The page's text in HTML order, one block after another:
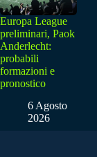
Europa League
preliminari, Paok
Anderlecht:
probabili
formazioni e
pronostico
6 Agosto
2026